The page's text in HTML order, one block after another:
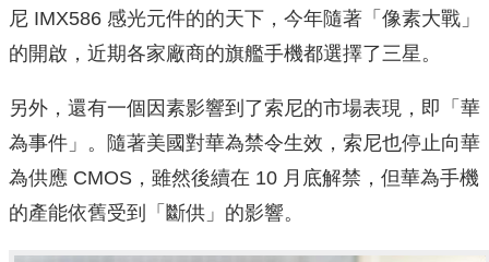
尼 IMX586 感光元件的的天下，今年隨著「像素大戰」
的開啟，近期各家廠商的旗艦手機都選擇了三星。
另外，還有一個因素影響到了索尼的市場表現，即「華
為事件」。隨著美國對華為禁令生效，索尼也停止向華
為供應 CMOS，雖然後續在 10 月底解禁，但華為手機
的產能依舊受到「斷供」的影響。